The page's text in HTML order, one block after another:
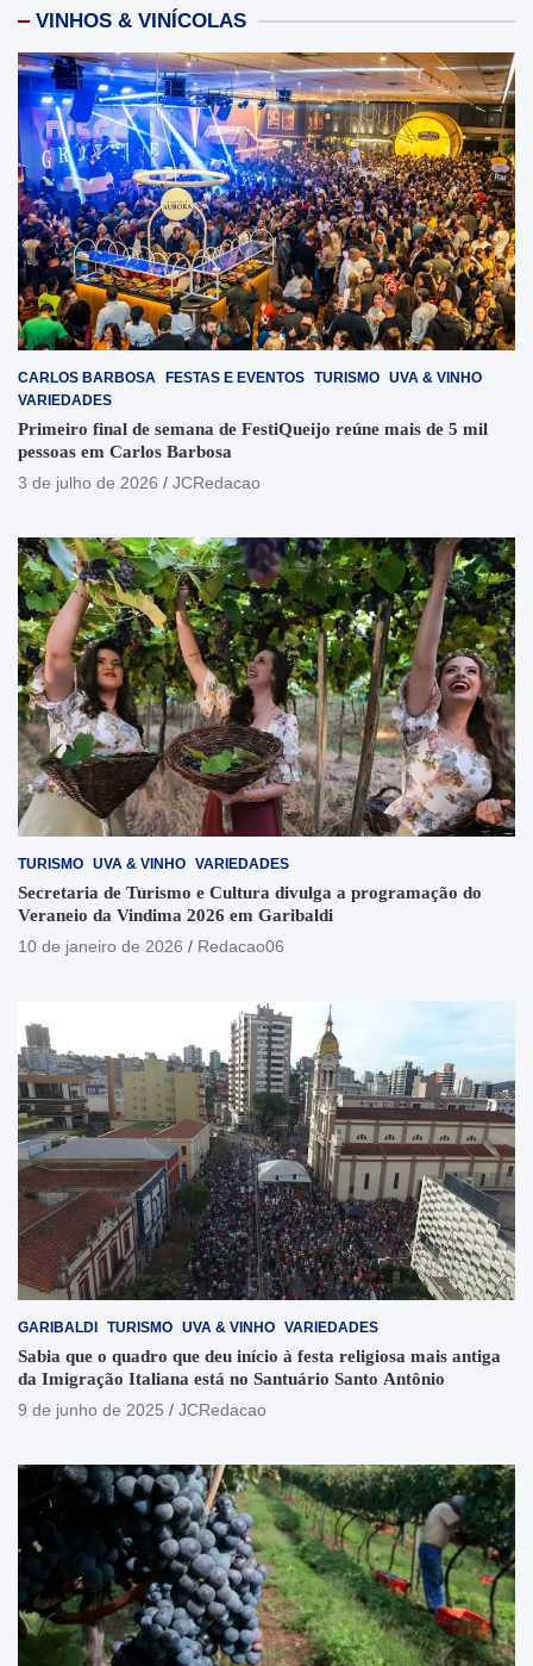
VINHOS & VINÍCOLAS
CARLOS BARBOSA FESTAS E EVENTOS TURISMO UVA & VINHO
VARIEDADES
Primeiro final de semana de FestiQueijo reúne mais de 5 mil
pessoas em Carlos Barbosa
3 de julho de 2026
JCRedacao
TURISMO UVA & VINHO VARIEDADES
Secretaria de Turismo e Cultura divulga a programação do
Veraneio da Vindima 2026 em Garibaldi
10 de janeiro de 2026
Redacao06
GARIBALDI TURISMO UVA & VINHO VARIEDADES
Sabia que o quadro que deu início à festa religiosa mais antiga
da Imigração Italiana está no Santuário Santo Antônio
9 de junho de 2025
JCRedacao